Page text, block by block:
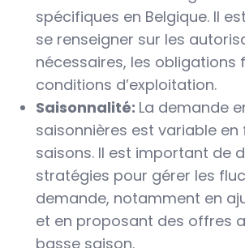
spécifiques en Belgique. Il
se renseigner sur les
nécessaires, les obligations
conditions d’exploitation.
Saisonnalité: La demande
saisonnières est variable
saisons. Il est important de
stratégies pour gérer les
demande, notamment en
et en proposant des offres
basse saison.